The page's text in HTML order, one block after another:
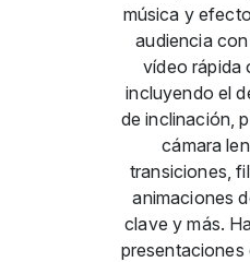
música y
audiencia
vídeo rápida
incluyendo el
de inclinación,
cámara
transiciones,
animaciones
clave y más.
presentaciones